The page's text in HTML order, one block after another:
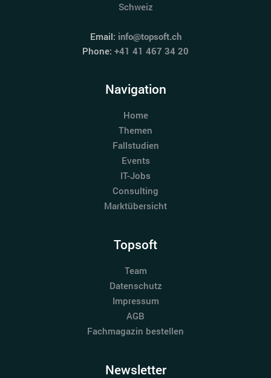
Schweiz
Email: info@topsoft.ch
Phone: +41 41 467 34 20
Navigation
Home
Themen
Fallstudien
Events
IT-Jobs
Consulting
Marktübersicht
Topsoft
Team
Datenschutz
Impressum
AGB
Fachmagazin bestellen
Newsletter